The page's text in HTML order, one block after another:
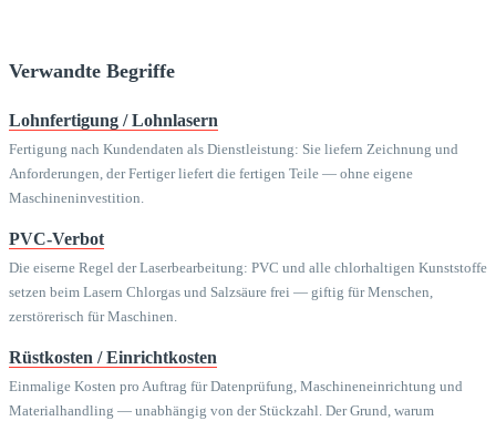
Verwandte Begriffe
Lohnfertigung / Lohnlasern
Fertigung nach Kundendaten als Dienstleistung: Sie liefern Zeichnung und
Anforderungen, der Fertiger liefert die fertigen Teile — ohne eigene
Maschineninvestition.
PVC-Verbot
Die eiserne Regel der Laserbearbeitung: PVC und alle chlorhaltigen Kunststoffe
setzen beim Lasern Chlorgas und Salzsäure frei — giftig für Menschen,
zerstörerisch für Maschinen.
Rüstkosten / Einrichtkosten
Einmalige Kosten pro Auftrag für Datenprüfung, Maschineneinrichtung und
Materialhandling — unabhängig von der Stückzahl. Der Grund, warum